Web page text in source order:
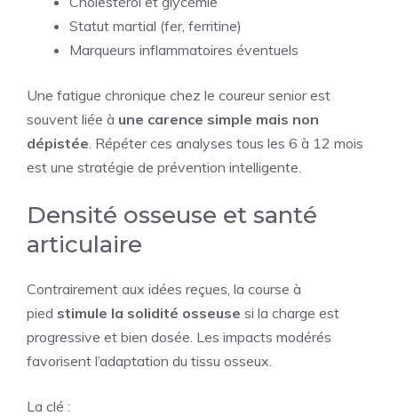
Statut martial (fer, ferritine)
Marqueurs inflammatoires éventuels
Une fatigue chronique chez le coureur senior est
souvent liée à une carence simple mais non
dépistée . Répéter ces analyses tous les 6 à 12 mois
est une stratégie de prévention intelligente.
Densité osseuse et santé
articulaire
Contrairement aux idées reçues, la course à
pied stimule la solidité osseuse si la charge est
progressive et bien dosée. Les impacts modérés
favorisent l’adaptation du tissu osseux.
La clé :